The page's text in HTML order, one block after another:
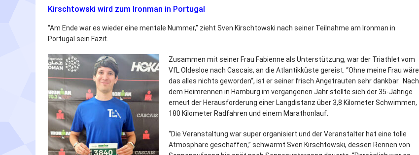
Kirschtowski wird zum Ironman in Portugal
“Am Ende war es wieder eine mentale Nummer,” zieht Sven Kirschtowski nach seiner Teilnahme am Ironman in
Portugal sein Fazit.
Zusammen mit seiner Frau Fabienne als Unterstützung, war der Triathlet vom
VfL Oldesloe nach Cascais, an die Atlantikküste gereist. “Ohne meine Frau wäre
das alles nichts geworden“, ist er seiner frisch Angetrauten sehr dankbar. Nach
dem Heimrennen in Hamburg im vergangenen Jahr stellte sich der 35-Jährige
erneut der Herausforderung einer Langdistanz über 3,8 Kilometer Schwimmen,
180 Kilometer Radfahren und einem Marathonlauf.
“Die Veranstaltung war super organisiert und der Veranstalter hat eine tolle
Atmosphäre geschaffen,” schwärmt Sven Kirschtowski, dessen Rennen von